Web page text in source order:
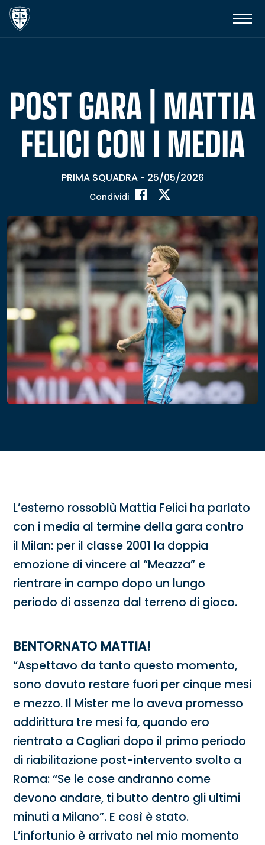
POST GARA | MATTIA
FELICI CON I MEDIA
PRIMA SQUADRA - 25/05/2026
Condividi
L’esterno rossoblù Mattia Felici ha parlato
con i media al termine della gara contro
il Milan: per il classe 2001 la doppia
emozione di vincere al “Meazza” e
rientrare in campo dopo un lungo
periodo di assenza dal terreno di gioco.
BENTORNATO MATTIA!
“Aspettavo da tanto questo momento,
sono dovuto restare fuori per cinque mesi
e mezzo. Il Mister me lo aveva promesso
addirittura tre mesi fa, quando ero
rientrato a Cagliari dopo il primo periodo
di riabilitazione post-intervento svolto a
Roma: “Se le cose andranno come
devono andare, ti butto dentro gli ultimi
minuti a Milano”. E così è stato.
L’infortunio è arrivato nel mio momento